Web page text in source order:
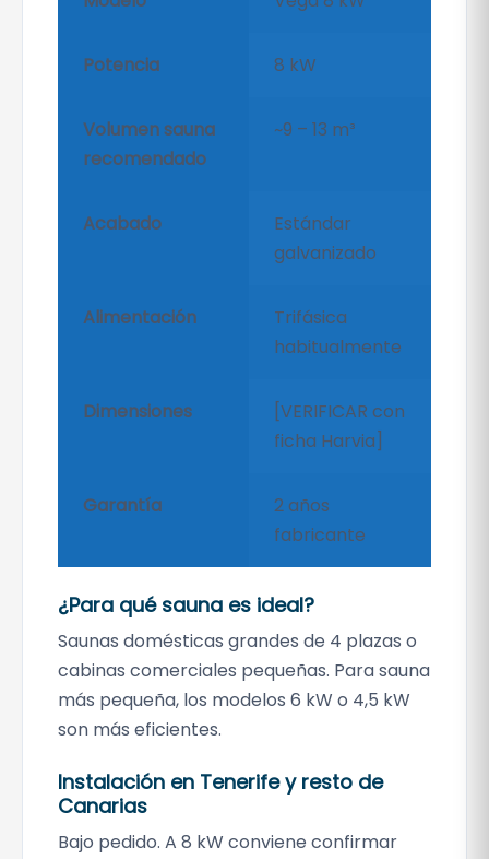
Potencia 8 kW
Volumen sauna
recomendado
~9 – 13 m³
Acabado
Estándar
galvanizado
Alimentación
Trifásica
habitualmente
Dimensiones
[VERIFICAR con
ficha Harvia]
Garantía
2 años
fabricante
¿Para qué sauna es ideal?
Saunas domésticas grandes de 4 plazas o
cabinas comerciales pequeñas. Para sauna
más pequeña, los modelos 6 kW o 4,5 kW
son más eficientes.
Instalación en Tenerife y resto de
Canarias
Bajo pedido. A 8 kW conviene confirmar